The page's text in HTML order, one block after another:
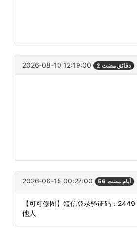
2026-08-10 12:19:00 2 دقائق مضت
2026-06-15 00:27:00 56 أيام مضت
【可可修图】短信登录验证码：
他人